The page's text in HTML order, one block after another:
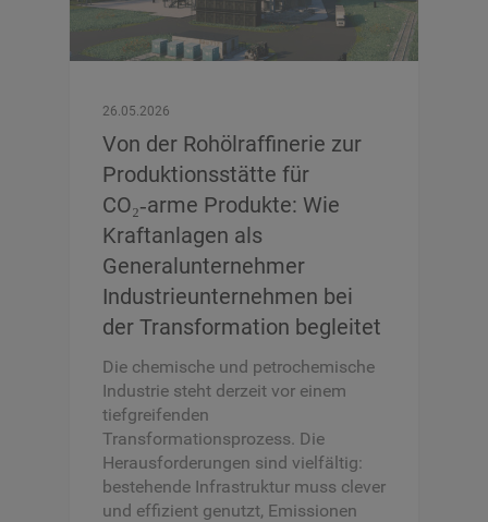
26.05.2026
Von der Rohölraffinerie zur
Produktionsstätte für
CO₂‑arme Produkte: Wie
Kraftanlagen als
Generalunternehmer
Industrieunternehmen bei
der Transformation begleitet
Die chemische und petrochemische
Industrie steht derzeit vor einem
tiefgreifenden
Transformationsprozess. Die
Herausforderungen sind vielfältig:
bestehende Infrastruktur muss clever
und effizient genutzt, Emissionen